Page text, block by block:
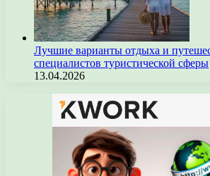
Лучшие варианты отдыха и
специалистов туристической сферы
13.04.2026